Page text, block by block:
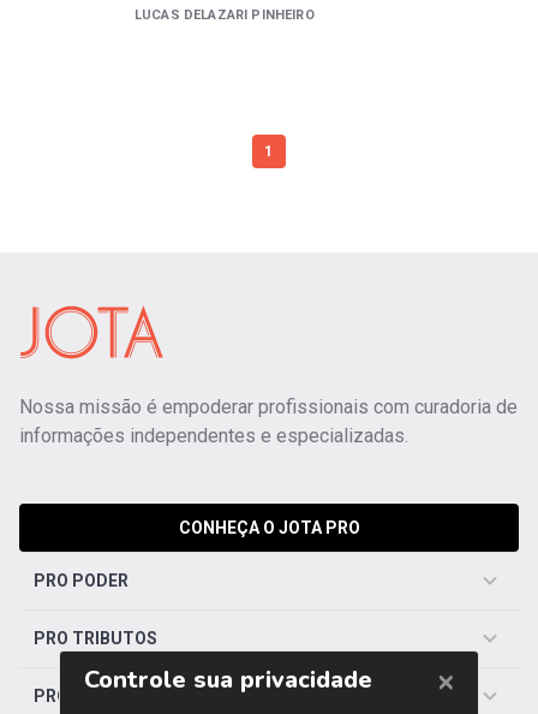
LUCAS DELAZARI PINHEIRO
1
Nossa missão é empoderar profissionais com curadoria de
informações independentes e especializadas.
CONHEÇA O JOTA PRO
PRO PODER
PRO TRIBUTOS
PRO TRABALHISTA